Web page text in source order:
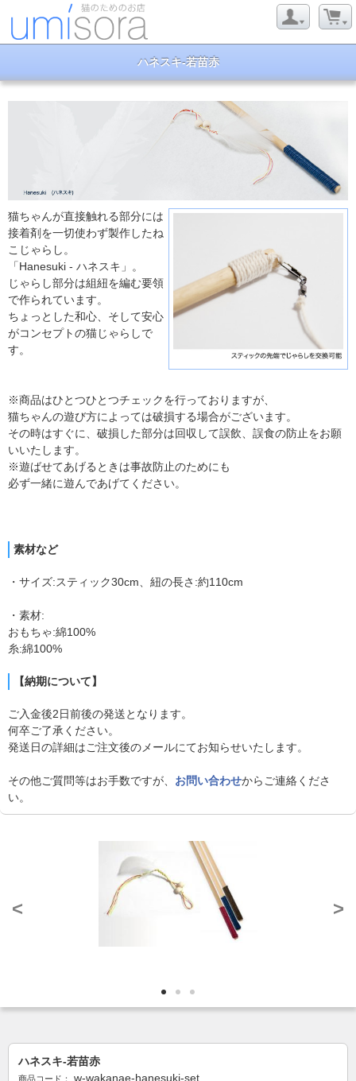
ハネスキ-若苗赤
猫ちゃんが直接触れる部分には
接着剤を一切使わず製作したね
こじゃらし。
「Hanesuki - ハネスキ」。
じゃらし部分は組紐を編む要領
で作られています。
ちょっとした和心、そして安心
がコンセプトの猫じゃらしで
す。
※商品はひとつひとつチェックを行っておりますが、
猫ちゃんの遊び方によっては破損する場合がございます。
その時はすぐに、破損した部分は回収して誤飲、誤食の防止をお願
いいたします。
※遊ばせてあげるときは事故防止のためにも
必ず一緒に遊んであげてください。
素材など
・サイズ:スティック30cm、紐の長さ:約110cm
・素材:
おもちゃ:綿100%
糸:綿100%
【納期について】
ご入金後2日前後の発送となります。
何卒ご了承ください。
発送日の詳細はご注文後のメールにてお知らせいたします。
その他ご質問等はお手数ですが、 お問い合わせからご連絡くださ
い。
< >
ハネスキ-若苗赤
商品コード： w-wakanae-hanesuki-set